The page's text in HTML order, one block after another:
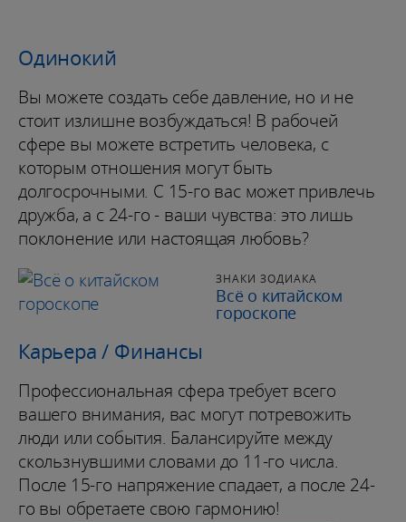
Одинокий
Вы можете создать себе давление, но и не
стоит излишне возбуждаться! В рабочей
сфере вы можете встретить человека, с
которым отношения могут быть
долгосрочными. С 15-го вас может привлечь
дружба, а с 24-го - ваши чувства: это лишь
поклонение или настоящая любовь?
ЗНАКИ ЗОДИАКА
Всё о китайском
гороскопе
Карьера / Финансы
Профессиональная сфера требует всего
вашего внимания, вас могут потревожить
люди или события. Балансируйте между
скользнувшими словами до 11-го числа.
После 15-го напряжение спадает, а после 24-
го вы обретаете свою гармонию!